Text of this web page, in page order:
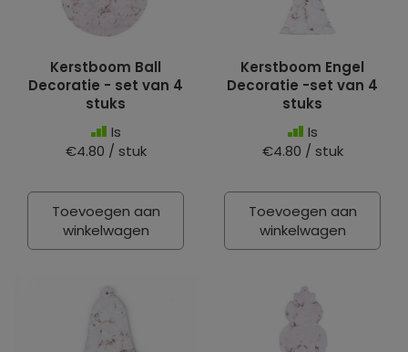
Kerstboom Ball
Decoratie - set van 4
stuks
Is
€4.80 / stuk
Toevoegen aan
winkelwagen
Kerstboom Engel
Decoratie -set van 4
stuks
Is
€4.80 / stuk
Toevoegen aan
winkelwagen